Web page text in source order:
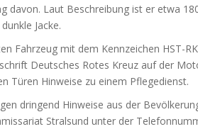
davon. Laut Beschreibung ist er etwa
Jacke.
Fahrzeug mit dem Kennzeichen HST-
Deutsches Rotes Kreuz auf der
Türen Hinweise zu einem Pflegedienst.
dringend Hinweise aus der
Stralsund unter der